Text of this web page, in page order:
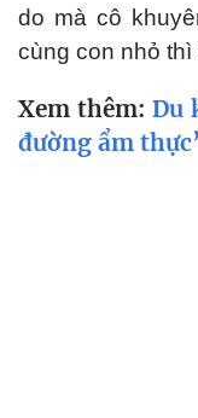
do mà cô
cùng con nhỏ thì
Xem thêm: Du
đường ẩm